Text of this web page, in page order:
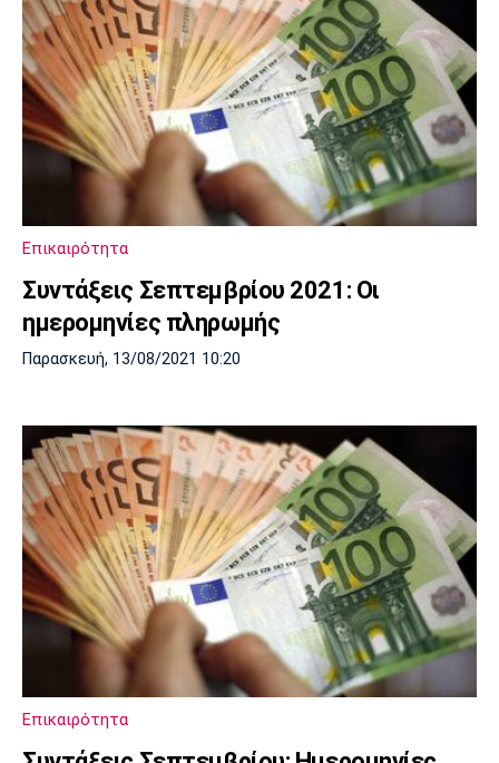
Επικαιρότητα
Συντάξεις Σεπτεμβρίου 2021: Οι
ημερομηνίες πληρωμής
Παρασκευή, 13/08/2021 10:20
Επικαιρότητα